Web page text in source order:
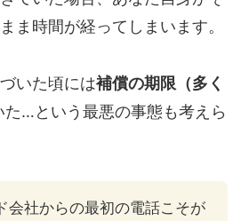
ま時間が経ってしまいます。
いた頃には補償の期限（多く
た…という最悪の事態も考えら
会社からの最初の電話こそが